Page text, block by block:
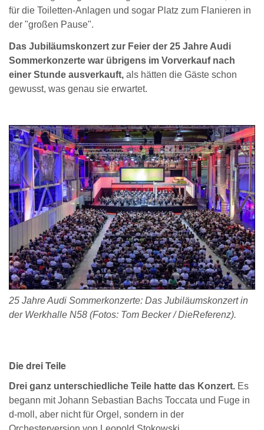
für die Toiletten-Anlagen und sogar Platz zum Flanieren in
der "großen Pause".
Das Jubiläumskonzert zur Feier der 25 Jahre Audi
Sommerkonzerte war übrigens im Vorverkauf nach
einer Stunde ausverkauft, als hätten die Gäste schon
gewusst, was genau sie erwartet.
25 Jahre Audi Sommerkonzerte: Das Jubiläumskonzert in
der Werkhalle N58 (Fotos: Tom Becker / DieReferenz).
Die drei Teile
Drei ganz unterschiedliche Teile hatte das Konzert. Es
begann mit Johann Sebastian Bachs Toccata und Fuge in
d-moll, aber nicht für Orgel, sondern in der